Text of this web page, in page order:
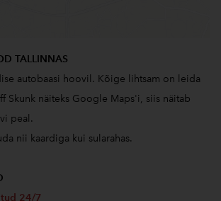
TALLINNAS
autobaasi hoovil. Kõige lihtsam on leida
Skunk näiteks Google Maps'i, siis näitab
peal.
nii kaardiga kui sularahas.
24/7